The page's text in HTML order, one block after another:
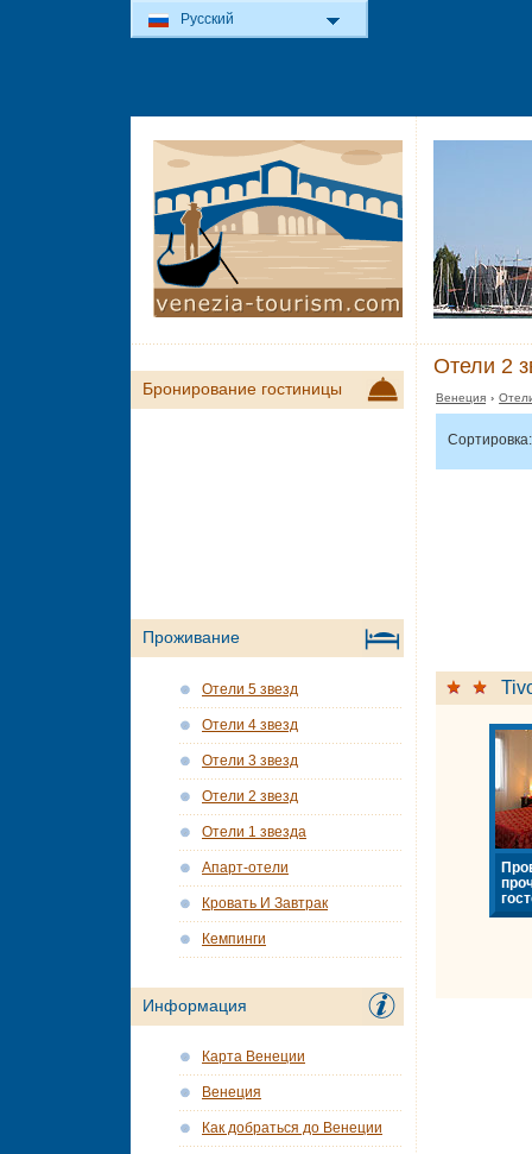
Отели 2
Венеция ›
Сортировка:
Бронирование гостиницы
Проживание
Отели 5 звезд
Отели 4 звезд
Отели 3 звезд
Отели 2 звезд
Отели 1 звезда
Апарт-отели
Кровать И Завтрак
Кемпинги
Информация
Карта Венеции
Венеция
Как добраться до Венеции
Русский